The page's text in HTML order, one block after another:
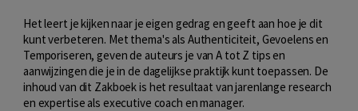
Het leert je kijken naar je eigen gedrag en geeft aan hoe je dit
kunt verbeteren. Met thema's als Authenticiteit, Gevoelens en
Temporiseren, geven de auteurs je van A tot Z tips en
aanwijzingen die je in de dagelijkse praktijk kunt toepassen. De
inhoud van dit Zakboek is het resultaat van jarenlange research
en expertise als executive coach en manager.